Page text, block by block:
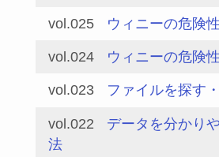
vol.025 ウィニーの危険
vol.024 ウィニーの危険
vol.023 ファイルを探す
vol.022
データを分かり
法